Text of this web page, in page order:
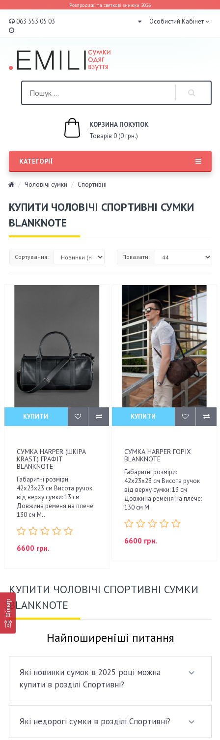
Розпродажі та святкові знижки 2026
063 553 05 03 Особистий Кабінет
КОРЗИНА ПОКУПОК
Товарів 0 (0 грн.)
КАТЕГОРІЇ
Чоловічі сумки Спортивні
Фільтр
КУПИТИ ЧОЛОВІЧІ СПОРТИВНІ СУМКИ
BLANKNOTE
Сортування: Показати:
КУПИТИ
СУМКА HARPER (ШКІРА
KRAST) ГРАФІТ
BLANKNOTE
Габаритні розміри:
42х23х23 см Висота ручок
від верху сумки: 13 см
Довжина ременя на плече:
130 см М..
6600 грн.
КУПИТИ
СУМКА HARPER ГОРІХ
BLANKNOTE
Габаритні розміри:
42х23х23 см Висота ручок
від верху сумки: 13 см
Довжина ременя на плече:
130 см М..
6600 грн.
КУПИТИ ЧОЛОВІЧІ СПОРТИВНІ СУМКИ
BLANKNOTE
Найпоширеніші питання
Які новинки сумок в 2025 році можна
купити в розділі Спортивні?
Які недорогі сумки в розділі Спортивні?